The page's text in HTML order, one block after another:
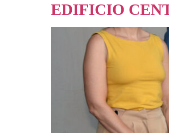
EDIFICIO